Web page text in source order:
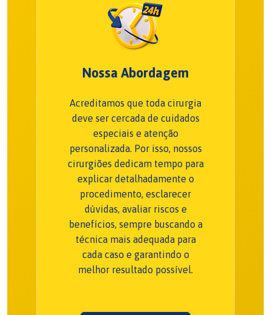
Nossa Abordagem
Acreditamos que toda cirurgia
deve ser cercada de cuidados
especiais e atenção
personalizada. Por isso, nossos
cirurgiões dedicam tempo para
explicar detalhadamente o
procedimento, esclarecer
dúvidas, avaliar riscos e
benefícios, sempre buscando a
técnica mais adequada para
cada caso e garantindo o
melhor resultado possível.